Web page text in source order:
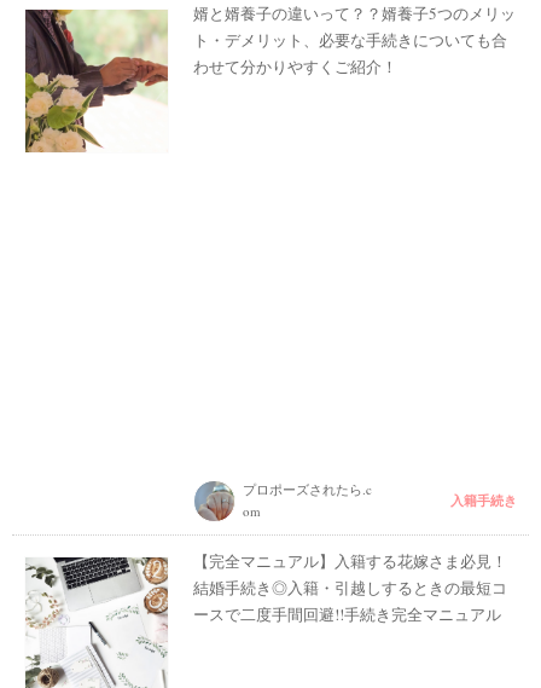
婿と婿養子の違いって？？婿養子5つのメリッ
ト・デメリット、必要な手続きについても合
わせて分かりやすくご紹介！
プロポーズされたら.c
om
入籍手続き
【完全マニュアル】入籍する花嫁さま必見！
結婚手続き◎入籍・引越しするときの最短コ
ースで二度手間回避!!手続き完全マニュアル